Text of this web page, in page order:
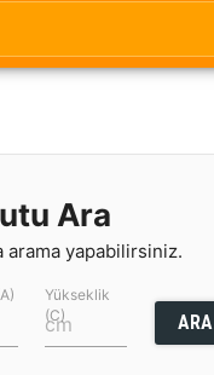
Ara
yapabilirsiniz.
Yükseklik
(C)
ARA